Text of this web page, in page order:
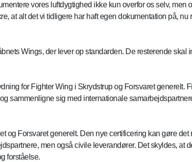
vores luftdygtighed ikke kun overfor os selv,
at alt det vi tidligere har haft egen dokumentation på,
Wings, der lever op standarden. De resterende skal
for Fighter Wing i Skrydstrup og Forsvaret generelt.
sammenligne sig med internationale
og Forsvaret generelt. Den nye certificering kan gøre
men også civile leverandører. Det skyldes, at
forståelse.